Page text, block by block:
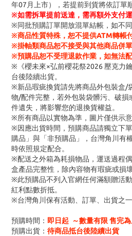
年07月上市），若提前到貨將依訂單
※如需拆單提前送達，需再額外支付運
※同批預購訂單開放混單結帳，如不同
※商品性質特殊，恕不提供ATM轉帳
※掛軸類商品恕不接受與其他商品併單
※預購品恕不受理退款作業，如無法
※《櫻未來×弘前櫻花祭2026 壓克力
台後陸續出貨。
※新品瑕疵換貨請先將商品外包裝盒/
物/配件完整，若外包裝袋髒污、破損
件遺失，將影響您的退換貨權益。
※所有商品以實物為準，圖片僅供示意
※因應出貨時間，預購商品請獨立下
購品」與「非預購品」，台灣角川有
時依照規定配合。
※配送之外箱為耗損物品，運送過程
盒產品完整性，除內容物有瑕疵或損
※此預購品不列入官網任何滿額贈活
紅利點數折抵。
※台灣角川保有活動、訂單、出貨之一
預購時間： 即日起 ～數量有限 售完為
預購出貨： 待商品抵台後陸續出貨